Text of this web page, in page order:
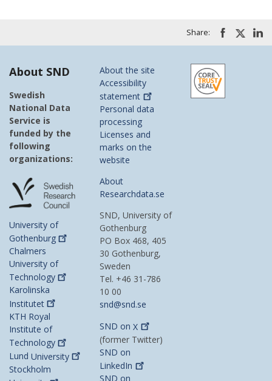
Share:
About SND
Swedish
National Data
Service is
funded by the
following
organizations:
University of
Gothenburg
Chalmers
University of
Technology
Karolinska
Institutet
KTH Royal
Institute of
Technology
Lund University
Stockholm
About the site
Accessibility
statement
Personal data
processing
Licenses and
marks on the
website
About
Researchdata.se
SND, University of
Gothenburg
PO Box 468, 405
30 Gothenburg,
Sweden
Tel. +46 31-786
10 00
snd@snd.se
SND onX
(former Twitter)
SND on
LinkedIn
SND on